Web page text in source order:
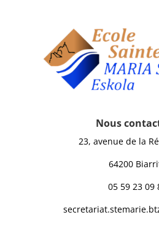
Nous
23, avenue de la
64200
05 59 23 09